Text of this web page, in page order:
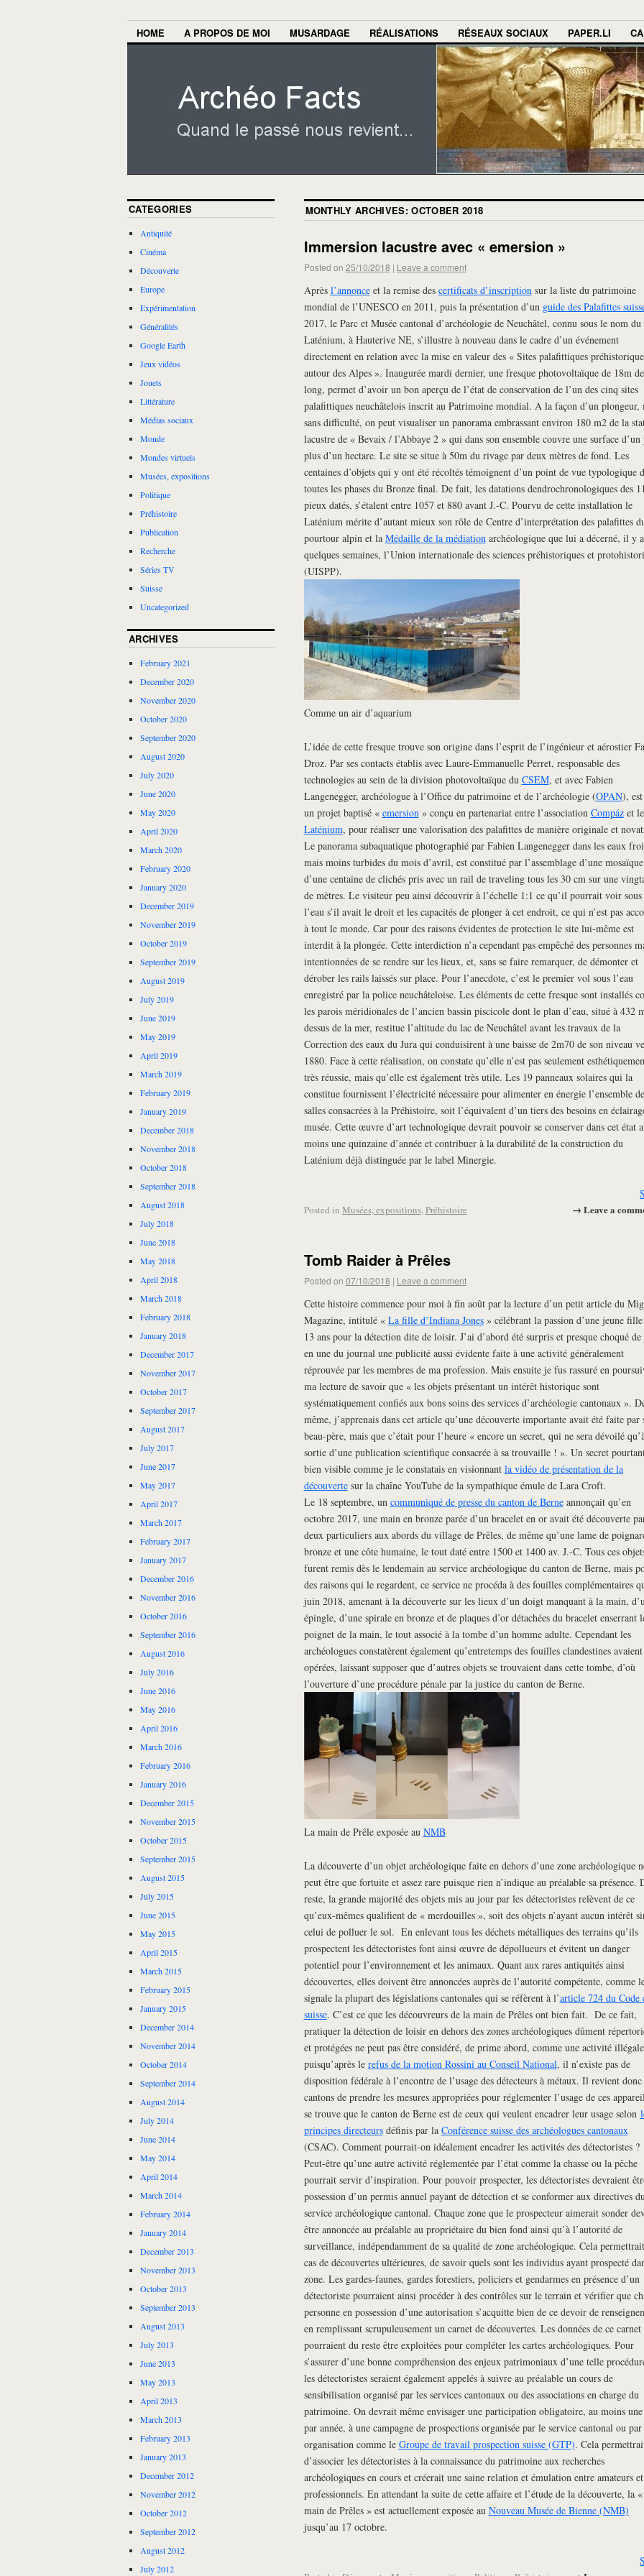
HOME A PROPOS DE MOI MUSARDAGE RÉALISATIONS RÉSEAUX SOCIAUX PAPER.LI
MONTHLY ARCHIVES:OCTOBER 2018
Immersion lacustre avec « emersion »
Posted on 25/10/2018 | Leave a comment
Après l’annonceet la remise des certificats d’inscriptionsur la liste du patrimoine
mondial de l’UNESCO en 2011, puis la présentation d’un guide des Palafittes
2017, le Parc et Musée cantonal d’archéologie de Neuchâtel, connu sous le nom du
Laténium, à Hauterive NE, s’illustre à nouveau dans le cadre d’un événement
directement en relation avec la mise en valeur des « Sites palafittiques
autour des Alpes ». Inaugurée mardi dernier, une fresque photovoltaïque de 18m de
long, permet d’avoir un bon aperçu de l’état de conservation de l’un des cinq sites
palafittiques neuchâtelois inscrit au Patrimoine mondial. A la façon d’un plongeur,
sans difficulté, on peut visualiser un panorama embrassant environ 180 m2 de la
lacustre de « Bevaix / l’Abbaye 2 » qui dans son ensemble couvre une surface d’un
plus d’un hectare. Le site se situe à 50m du rivage par deux mètres de fond. Les
centaines d’objets qui y ont été récoltés témoignent d’un point de vue typologique
toutes les phases du Bronze final. De fait, les datations dendrochronologiques des 11
pieux datés, s’étalent entre 1057 et 880 avant J.-C. Pourvu de cette installation le
Laténium mérite d’autant mieux son rôle de Centre d’interprétation des palafittes
pourtour alpin et la Médaille de la médiationarchéologique que lui a décerné, il y a
quelques semaines, l’Union internationale des sciences préhistoriques et
(UISPP).
Comme un air d’aquarium
L’idée de cette fresque trouve son origine dans l’esprit de l’ingénieur et aérostier
Droz. Par ses contacts établis avec Laure-Emmanuelle Perret, responsable des
technologies au sein de la division photovoltaïque du CSEM, et avec Fabien
Langenegger, archéologue à l’Office du patrimoine et de l’archéologie (OPAN),
un projet baptisé « emersion» conçu en partenariat entre l’association Compázet le
Laténium, pour réaliser une valorisation des palafittes de manière originale et
Le panorama subaquatique photographié par Fabien Langenegger dans les eaux
mais moins turbides du mois d’avril, est constitué par l’assemblage d’une mosaïque
d’une centaine de clichés pris avec un rail de traveling tous les 30 cm sur une
de mètres. Le visiteur peu ainsi découvrir à l’échelle 1:1 ce qu’il pourrait voir sous
l’eau s’il avait le droit et les capacités de plonger à cet endroit, ce qui n’est pas
à tout le monde. Car pour des raisons évidentes de protection le site lui-même est
interdit à la plongée. Cette interdiction n’a cependant pas empêché des personnes
intentionnées de se rendre sur les lieux, et, sans se faire remarquer, de démonter et
dérober les rails laissés sur place. Pour l’anecdote, c’est le premier vol sous l’eau
enregistré par la police neuchâteloise. Les éléments de cette fresque sont installés
les parois méridionales de l’ancien bassin piscicole dont le plan d’eau, situé à 432
dessus de la mer, restitue l’altitude du lac de Neuchâtel avant les travaux de la
Correction des eaux du Jura qui conduisirent à une baisse de 2m70 de son niveau
1880. Face à cette réalisation, on constate qu’elle n’est pas seulement
très réussie, mais qu’elle est également très utile. Les 19 panneaux solaires qui la
constitue fournissent l’électricité nécessaire pour alimenter en énergie l’ensemble
salles consacrées à la Préhistoire, soit l’équivalent d’un tiers des besoins en
musée. Cette œuvre d’art technologique devrait pouvoir se conserver dans cet état
moins une quinzaine d’année et contribuer à la durabilité de la construction du
Laténium déjà distinguée par le label Minergie.
→ Leave a
Posted in Musées, expositions,Préhistoire
Tomb Raider à Prêles
Posted on 07/10/2018 | Leave a comment
Cette histoire commence pour moi à fin août par la lecture d’un petit article du
Magazine, intitulé « La fille d’Indiana Jones» célébrant la passion d’une jeune
13 ans pour la détection dite de loisir. J’ai d’abord été surpris et presque choqué
en une du journal une publicité aussi évidente faite à une activité généralement
réprouvée par les membres de ma profession. Mais ensuite je fus rassuré en
ma lecture de savoir que « les objets présentant un intérêt historique sont
systématiquement confiés aux bons soins des services d’archéologie cantonaux ».
même, j’apprenais dans cet article qu’une découverte importante avait été faite par
beau-père, mais que c’était pour l’heure « encore un secret, qui ne sera dévoilé
sortie d’une publication scientifique consacrée à sa trouvaille ! ». Un secret
bien visible comme je le constatais en visionnant la vidéo de présentation de la
découvertesur la chaîne YouTube de la sympathique émule de Lara Croft.
Le 18 septembre, un communiqué de presse du canton de Berneannonçait qu’en
octobre 2017, une main en bronze parée d’un bracelet en or avait été découverte
deux particuliers aux abords du village de Prêles, de même qu’une lame de
bronze et une côte humaine, le tout daté entre 1500 et 1400 av. J.-C. Tous ces
furent remis dès le lendemain au service archéologique du canton de Berne, mais
des raisons qui le regardent, ce service ne procéda à des fouilles complémentaires
juin 2018, amenant à la découverte sur les lieux d’un doigt manquant à la main,
épingle, d’une spirale en bronze et de plaques d’or détachées du bracelet enserrant
poignet de la main, le tout associé à la tombe d’un homme adulte. Cependant les
archéologues constatèrent également qu’entretemps des fouilles clandestines
opérées, laissant supposer que d’autres objets se trouvaient dans cette tombe, d’où
l’ouverture d’une procédure pénale par la justice du canton de Berne.
La main de Prêle exposée au NMB
La découverte d’un objet archéologique faite en dehors d’une zone archéologique
peut être que fortuite et assez rare puisque rien n’indique au préalable sa présence.
reste, la grande majorité des objets mis au jour par les détectoristes relèvent de ce
qu’eux-mêmes qualifient de « merdouilles », soit des objets n’ayant aucun intérêt
celui de polluer le sol. En enlevant tous les déchets métalliques des terrains qu’ils
prospectent les détectoristes font ainsi œuvre de dépollueurs et évitent un danger
potentiel pour l’environnement et les animaux. Quant aux rares antiquités ainsi
découvertes, elles doivent être annoncées auprès de l’autorité compétente, comme
signale la plupart des législations cantonales qui se réfèrent à l’article 724 du
suisse. C’est ce que les découvreurs de la main de Prêles ont bien fait. De ce fait,
pratiquer la détection de loisir en dehors des zones archéologiques dûment
et protégées ne peut pas être considéré, de prime abord, comme une activité
puisqu’après le refus de la motion Rossini au Conseil National, il n’existe pas de
disposition fédérale à l’encontre de l’usage des détecteurs à métaux. Il revient
cantons de prendre les mesures appropriées pour réglementer l’usage de ces
se trouve que le canton de Berne est de ceux qui veulent encadrer leur usage selon
principes directeursdéfinis par la Conférence suisse des archéologues cantonaux
(CSAC). Comment pourrait-on idéalement encadrer les activités des détectoristes ?
Peut-être qu’une autre activité réglementée par l’état comme la chasse ou la pêche
pourrait servir d’inspiration. Pour pouvoir prospecter, les détectoristes devraient
possession d’un permis annuel payant de détection et se conformer aux directives
service archéologique cantonal. Chaque zone que le prospecteur aimerait sonder
être annoncée au préalable au propriétaire du bien fond ainsi qu’à l’autorité de
surveillance, indépendamment de sa qualité de zone archéologique. Cela
cas de découvertes ultérieures, de savoir quels sont les individus ayant prospecté
zone. Les gardes-faunes, gardes forestiers, policiers et gendarmes en présence d’un
détectoriste pourraient ainsi procéder à des contrôles sur le terrain et vérifier que
personne en possession d’une autorisation s’acquitte bien de ce devoir de
en remplissant scrupuleusement un carnet de découvertes. Les données de ce carnet
pourraient du reste être exploitées pour compléter les cartes archéologiques. Pour
s’assurer d’une bonne compréhension des enjeux patrimoniaux d’une telle
les détectoristes seraient également appelés à suivre au préalable un cours de
sensibilisation organisé par les services cantonaux ou des associations en charge du
patrimoine. On devrait même envisager une participation obligatoire, au moins
par année, à une campagne de prospections organisée par le service cantonal ou par
organisation comme le Groupe de travail prospection suisse (GTP). Cela
d’associer les détectoristes à la connaissance du patrimoine aux recherches
archéologiques en cours et créerait une saine relation et émulation entre amateurs et
professionnels. En attendant la suite de cette affaire et l’étude de la découverte, la «
main de Prêles » est actuellement exposée au Nouveau Musée de Bienne (NMB)
jusqu’au 17 octobre.
CATEGORIES
Antiquité
Cinéma
Découverte
Europe
Expérimentation
Généralités
Google Earth
Jeux vidéos
Jouets
Littérature
Médias sociaux
Monde
Mondes virtuels
Musées, expositions
Politique
Préhistoire
Publication
Recherche
Séries TV
Suisse
Uncategorized
ARCHIVES
February 2021
December 2020
November 2020
October 2020
September 2020
August 2020
July 2020
June 2020
May 2020
April 2020
March 2020
February 2020
January 2020
December 2019
November 2019
October 2019
September 2019
August 2019
July 2019
June 2019
May 2019
April 2019
March 2019
February 2019
January 2019
December 2018
November 2018
October 2018
September 2018
August 2018
July 2018
June 2018
May 2018
April 2018
March 2018
February 2018
January 2018
December 2017
November 2017
October 2017
September 2017
August 2017
July 2017
June 2017
May 2017
April 2017
March 2017
February 2017
January 2017
December 2016
November 2016
October 2016
September 2016
August 2016
July 2016
June 2016
May 2016
April 2016
March 2016
February 2016
January 2016
December 2015
November 2015
October 2015
September 2015
August 2015
July 2015
June 2015
May 2015
April 2015
March 2015
February 2015
January 2015
December 2014
November 2014
October 2014
September 2014
August 2014
July 2014
June 2014
May 2014
April 2014
March 2014
February 2014
January 2014
December 2013
November 2013
October 2013
September 2013
August 2013
July 2013
June 2013
May 2013
April 2013
March 2013
February 2013
January 2013
December 2012
November 2012
October 2012
September 2012
August 2012
July 2012